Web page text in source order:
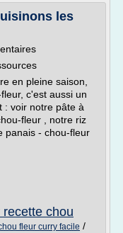
les
en pleine saison,
c'est aussi un
: voir notre pâte à
fleur , notre riz
panais - chou-fleur
chou
fleur curry facile /